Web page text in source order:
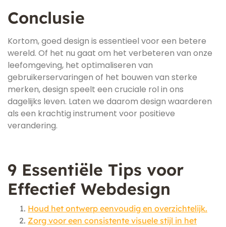
Conclusie
Kortom, goed design is essentieel voor een betere
wereld. Of het nu gaat om het verbeteren van onze
leefomgeving, het optimaliseren van
gebruikerservaringen of het bouwen van sterke
merken, design speelt een cruciale rol in ons
dagelijks leven. Laten we daarom design waarderen
als een krachtig instrument voor positieve
verandering.
9 Essentiële Tips voor
Effectief Webdesign
Houd het ontwerp eenvoudig en overzichtelijk.
Zorg voor een consistente visuele stijl in het